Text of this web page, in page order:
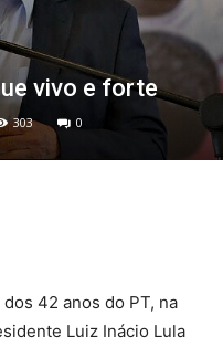
vivo e forte
303 0
42 anos do PT, na
Luiz Inácio Lula